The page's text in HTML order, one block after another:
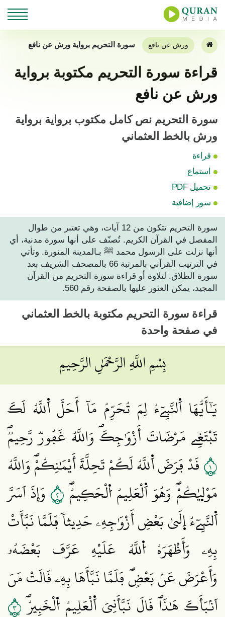
ورش عن نافع سورة التحريم برواية ورش عن نافع
قراءة سورة التحريم مكتوبة برواية
ورش عن نافع
سورة التحريم نص كامل مكتوب برواية برواية
ورش بالخط العثماني
قراءة
استماع
تحميل PDF
سور إضافية
سورة التحريم تتكون من 12 آيات، وهي تعتبر من طوال
المفصل في القرآن الكريم. تُصنّف على أنها سورة مدنية، أي
أنها نزلت على الرسول محمد ﷺ بـالمدينة المنورة. وتأتي
في الترتيب القرآني بالمرتبة 66 بالمصحف الشريف بعد
سورة الطلاق. لتلاوة أو قراءة سورة التحريم من القرآن
المجيد، يمكن العثور عليها بالصفحة رقم 560.
قراءة سورة التحريم مكتوبة بالخط العثماني
في صفحة واحدة
بِسْمِ اللَّهِ الرَّحْمَٰنِ الرَّحِيمِ
يَٰٓأَيُّهَا‏ اَ۬لنَّبِےٓءُ لِمَ تُحَرِّمُ مَآ أَحَلَّ اَ۬للَّهُ لَكَ
تَبْتَغِے مَرْضَاتَ أَزْوَٰجِكَۖ وَاللَّهُ غَفُورٞ رَّحِيمٞۖ
١قَدْ فَرَضَ اَ۬للَّهُ لَكُمْ تَحِلَّةَ أَيْمَٰنِكُمْۖ وَاللَّهُ
مَوْل۪يٰكُمْۖ وَهُوَ اَ۬لْعَلِيمُ اُ۬لْحَكِيمُۖ٢ وَإِذَ اَسَرَّ‏
اَ۬لنَّبِےٓءُ اِ۪لَيٰ بَعْضِ أَزْوَٰجِهِۦ حَدِيثاٗ فَلَمَّا نَبَّأَتْ
بِهِۦ وَأَظْهَرَهُ اُ۬للَّهُ عَلَيْهِ عَرَّفَ بَعْضَهُۥ
وَأَعْرَضَ عَنۢ بَعْضٖۖ فَلَمَّا نَبَّأَهَا بِهِۦ قَالَتْ مَنَ
اَنۢبَأَكَ هَٰذَاۖ قَالَ نَبَّأَنِيَ اَ۬لْعَلِيمُ اُ۬لْخَبِيرُۖ٣